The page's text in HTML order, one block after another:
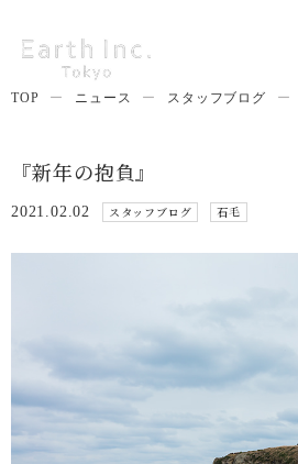
TOP ー ニュース ー スタッフブログ ー
『新年の抱負』
2021.02.02 スタッフブログ 石毛